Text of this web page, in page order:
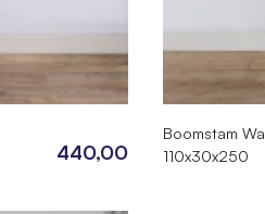
440,00
Boomstam
110x30x250